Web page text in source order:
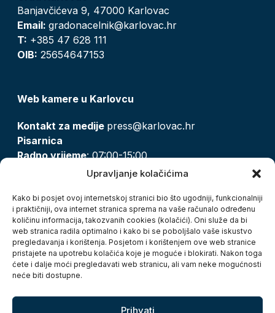
Upravljanje kolačićima
Kako bi posjet ovoj internetskoj stranici bio što ugodniji, funkcionalniji
i praktičniji, ova internet stranica sprema na vaše računalo određenu
količinu informacija, takozvanih cookies (kolačići). Oni služe da bi
web stranica radila optimalno i kako bi se poboljšalo vaše iskustvo
pregledavanja i korištenja. Posjetom i korištenjem ove web stranice
pristajete na upotrebu kolačića koje je moguće i blokirati. Nakon toga
ćete i dalje moći pregledavati web stranicu, ali vam neke mogućnosti
neće biti dostupne.
Prihvati
Banjavčićeva 9, 47000 Karlovac
Email: gradonacelnik@karlovac.hr
T: +385 47 628 111
OIB: 25654647153
Web kamere u Karlovcu
Kontakt za medije press@karlovac.hr
Pisarnica
Radno vrijeme: 07:00-15:00
pisarnica@karlovac.hr
Zaštita osobnih podataka
Pristup informacijama
Kolačići
Izjava o pristupačnosti
Turistička zajednica grada Karlovca